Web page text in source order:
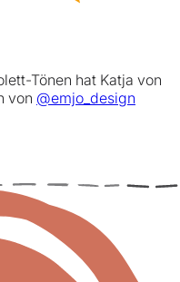
Tönen hat Katja von
von @emjo_design